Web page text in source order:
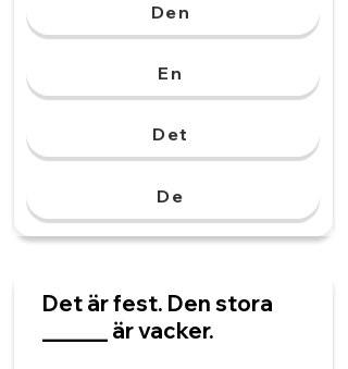
Den
En
Det
De
Det är fest. Den stora
______ är vacker.